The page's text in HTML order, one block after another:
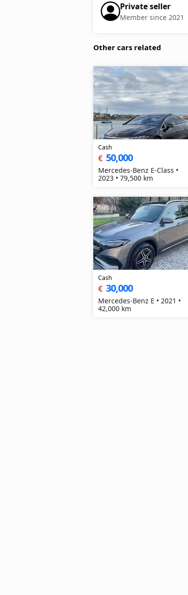
Private seller
Member since 2021
Other cars related
Cash
€ 50,000
Mercedes-Benz E-Class •
2023 • 79,500 km
Cash
€ 30,000
Mercedes-Benz E • 2021 •
42,000 km